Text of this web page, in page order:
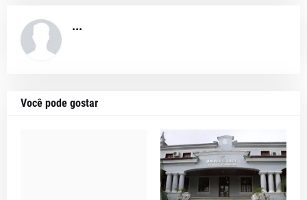
...
Você pode gostar